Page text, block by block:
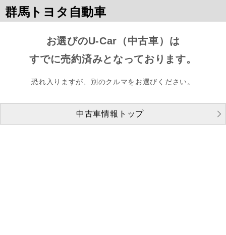
群馬トヨタ自動車
お選びのU-Car（中古車）は
すでに売約済みとなっております。
恐れ入りますが、別のクルマをお選びください。
中古車情報トップ